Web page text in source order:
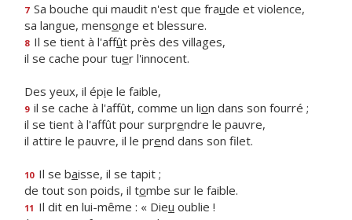
7 Sa bouche qui maudit n'est que fraude et violence,
sa langue, mensonge et blessure.
8 Il se tient à l'affût près des villages,
il se cache pour tuer l'innocent.
Des yeux, il épie le faible,
9 il se cache à l'affût, comme un lion dans son fourré ;
il se tient à l'affût pour surprendre le pauvre,
il attire le pauvre, il le prend dans son filet.
10 Il se baisse, il se tapit ;
de tout son poids, il tombe sur le faible.
11 Il dit en lui-même : « Dieu oublie !